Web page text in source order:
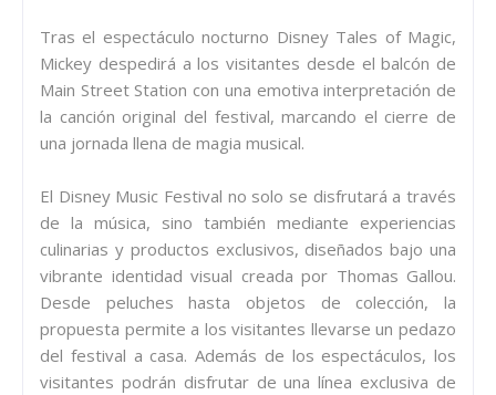
Tras el espectáculo nocturno Disney Tales of Magic,
Mickey despedirá a los visitantes desde el balcón de
Main Street Station con una emotiva interpretación de
la canción original del festival, marcando el cierre de
una jornada llena de magia musical.
El Disney Music Festival no solo se disfrutará a través
de la música, sino también mediante experiencias
culinarias y productos exclusivos, diseñados bajo una
vibrante identidad visual creada por Thomas Gallou.
Desde peluches hasta objetos de colección, la
propuesta permite a los visitantes llevarse un pedazo
del festival a casa. Además de los espectáculos, los
visitantes podrán disfrutar de una línea exclusiva de